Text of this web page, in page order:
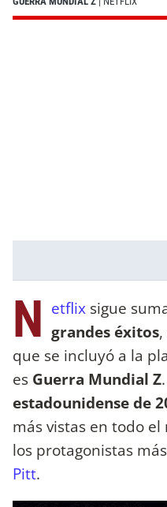
N etflix sigue
grandes éxitos
que se incluyó a la
es Guerra Mundial Z
estadounidense de
más vistas en todo
los protagonistas
Pitt.